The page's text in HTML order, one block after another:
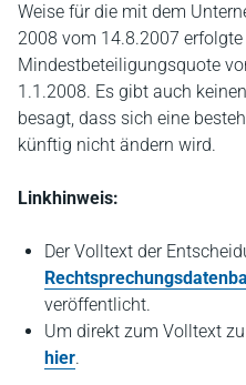
Weise für die mit dem
2008 vom 14.8.2007
Mindestbeteiligungsquote
1.1.2008. Es gibt auch
besagt, dass sich eine
künftig nicht ändern wird.
Linkhinweis:
Der Volltext der
veröffentlicht.
Um direkt zum Volltext
hier.